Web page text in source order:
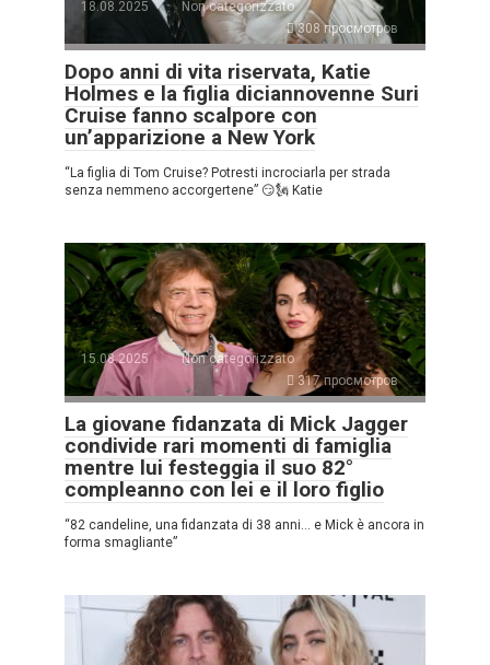
18.08.2025
Non categorizzato
308 просмотров
Dopo anni di vita riservata, Katie
Holmes e la figlia diciannovenne Suri
Cruise fanno scalpore con
un’apparizione a New York
“La figlia di Tom Cruise? Potresti incrociarla per strada
senza nemmeno accorgertene” 😏🗽 Katie
15.08.2025
Non categorizzato
317 просмотров
La giovane fidanzata di Mick Jagger
condivide rari momenti di famiglia
mentre lui festeggia il suo 82°
compleanno con lei e il loro figlio
“82 candeline, una fidanzata di 38 anni… e Mick è ancora in
forma smagliante”